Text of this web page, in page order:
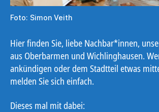
Foto: Simon Veith
Hier finden Sie, liebe Nachbar*innen,
aus Oberbarmen und Wichlinghausen.
ankündigen oder dem Stadtteil etwas
melden Sie sich einfach.
Dieses mal mit dabei: